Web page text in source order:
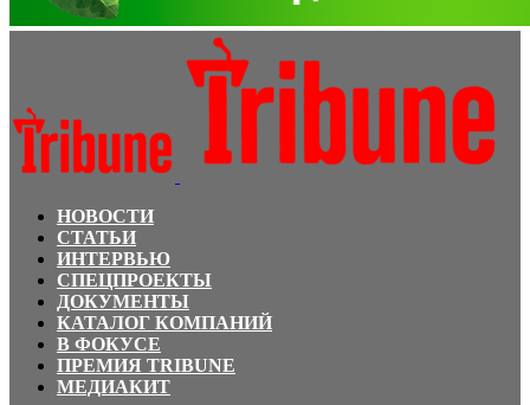
НОВОСТИ
СТАТЬИ
ИНТЕРВЬЮ
СПЕЦПРОЕКТЫ
ДОКУМЕНТЫ
КАТАЛОГ КОМПАНИЙ
В ФОКУСЕ
ПРЕМИЯ TRIBUNE
МЕДИАКИТ